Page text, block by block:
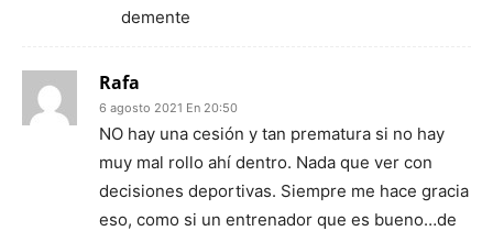
demente
Rafa
6 agosto 2021 En 20:50
NO hay una cesión y tan prematura si no hay
muy mal rollo ahí dentro. Nada que ver con
decisiones deportivas. Siempre me hace gracia
eso, como si un entrenador que es bueno…de